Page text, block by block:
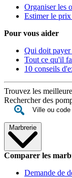
Organiser les
Estimer le prix
Pour vous aider
Qui doit payer
Tout ce qu'il
10 conseils
Trouvez les
Rechercher des
Marbrerie
Comparer les
Demande de